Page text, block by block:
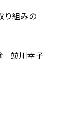
り組みの
竝川幸子